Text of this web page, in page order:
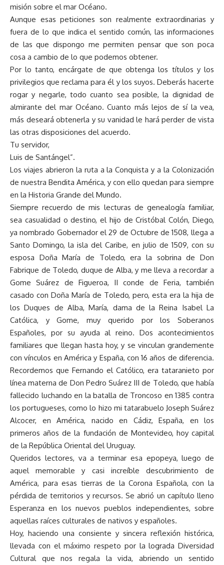
misión sobre el mar Océano.
Aunque esas peticiones son realmente extraordinarias y
fuera de lo que indica el sentido común, las informaciones
de las que dispongo me permiten pensar que son poca
cosa a cambio de lo que podemos obtener.
Por lo tanto, encárgate de que obtenga los títulos y los
privilegios que reclama para él y los suyos. Deberás hacerte
rogar y negarle, todo cuanto sea posible, la dignidad de
almirante del mar Océano. Cuanto más lejos de sí la vea,
más deseará obtenerla y su vanidad le hará perder de vista
las otras disposiciones del acuerdo.
Tu servidor,
Luis de Santángel”.
Los viajes abrieron la ruta a la Conquista y a la Colonización
de nuestra Bendita América, y con ello quedan para siempre
en la Historia Grande del Mundo.
Siempre recuerdo de mis lecturas de genealogía familiar,
sea casualidad o destino, el hijo de Cristóbal Colón, Diego,
ya nombrado Gobernador el 29 de Octubre de 1508, llega a
Santo Domingo, la isla del Caribe, en julio de 1509, con su
esposa Doña María de Toledo, era la sobrina de Don
Fabrique de Toledo, duque de Alba, y me lleva a recordar a
Gome Suárez de Figueroa, II conde de Feria, también
casado con Doña María de Toledo, pero, esta era la hija de
los Duques de Alba, María, dama de la Reina Isabel La
Católica, y Gome, muy querido por los Soberanos
Españoles, por su ayuda al reino. Dos acontecimientos
familiares que llegan hasta hoy, y se vinculan grandemente
con vínculos en América y España, con 16 años de diferencia.
Recordemos que Fernando el Católico, era tataranieto por
línea materna de Don Pedro Suárez III de Toledo, que había
fallecido luchando en la batalla de Troncoso en 1385 contra
los portugueses, como lo hizo mi tatarabuelo Joseph Suárez
Alcocer, en América, nacido en Cádiz, España, en los
primeros años de la fundación de Montevideo, hoy capital
de la República Oriental del Uruguay.
Queridos lectores, va a terminar esa epopeya, luego de
aquel memorable y casi increíble descubrimiento de
América, para esas tierras de la Corona Española, con la
pérdida de territorios y recursos. Se abrió un capítulo lleno
Esperanza en los nuevos pueblos independientes, sobre
aquellas raíces culturales de nativos y españoles.
Hoy, haciendo una consiente y sincera reflexión histórica,
llevada con el máximo respeto por la lograda Diversidad
Cultural que nos regala la vida, abriendo un sentido